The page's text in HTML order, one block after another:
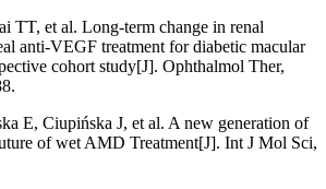
TT, et al. Long-term change in renal
anti-VEGF treatment for diabetic macular
cohort study[J]. Ophthalmol Ther,
E, Ciupińska J, et al. A new generation of
of wet AMD Treatment[J]. Int J Mol Sci,